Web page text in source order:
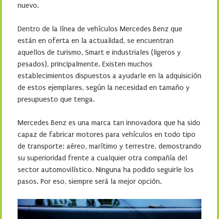
nuevo.
Dentro de la línea de vehículos Mercedes Benz que
están en oferta en la actualidad, se encuentran
aquellos de turismo, Smart e industriales (ligeros y
pesados), principalmente. Existen muchos
establecimientos dispuestos a ayudarle en la adquisición
de estos ejemplares, según la necesidad en tamaño y
presupuesto que tenga.
Mercedes Benz es una marca tan innovadora que ha sido
capaz de fabricar motores para vehículos en todo tipo
de transporte: aéreo, marítimo y terrestre, demostrando
su superioridad frente a cualquier otra compañía del
sector automovilístico. Ninguna ha podido seguirle los
pasos. Por eso, siempre será la mejor opción.